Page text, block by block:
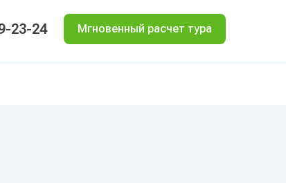
23-24 Мгновенный расчет тура